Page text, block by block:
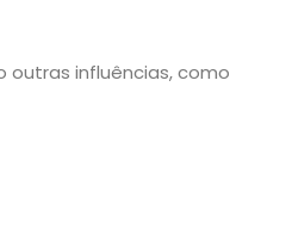
outras influências, como